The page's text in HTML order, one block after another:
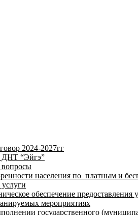
2024-2027гг
“Эйгэ”
вопросы
населения по платным и
обеспечение предоставления
мероприятиях
государственного